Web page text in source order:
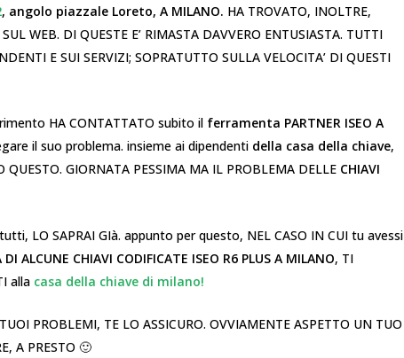
, angolo piazzale Loreto, A MILANO. HA TROVATO, INOLTRE,
WEB. DI QUESTE E’ RIMASTA DAVVERO ENTUSIASTA. TUTTI
E SUI SERVIZI; SOPRATUTTO SULLA VELOCITA’ DI QUESTI
HA CONTATTATO subito il ferramenta PARTNER ISEO A
il suo problema. insieme ai dipendenti della casa della chiave,
GIORNATA PESSIMA MA IL PROBLEMA DELLE CHIAVI
LO SAPRAI GIà. appunto per questo, NEL CASO IN CUI tu avessi
ALCUNE CHIAVI CODIFICATE ISEO R6 PLUS A MILANO, TI
alla casa della chiave di milano!
PROBLEMI, TE LO ASSICURO. OVVIAMENTE ASPETTO UN TUO
A PRESTO 🙂